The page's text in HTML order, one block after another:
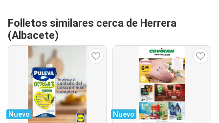
Folletos similares cerca de Herrera
(Albacete)
Nuevo Nuevo